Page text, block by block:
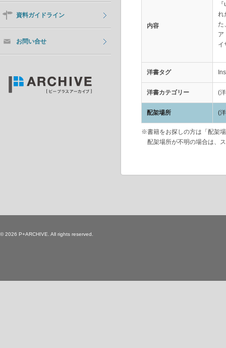
資料ガイドライン
お問い合せ
内容
れ
た
ア
イ
洋書タグ
洋書カテゴリー (
配架場所 (
※書籍をお探しの方は「配架
配架場所が不明の場合は、
© 2026 P+ARCHIVE. All rights reserved.